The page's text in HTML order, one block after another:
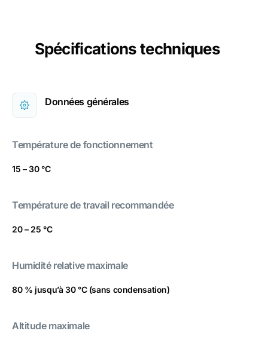
Spécifications techniques
Données générales
Température de fonctionnement
15 – 30 °C
Température de travail recommandée
20 – 25 °C
Humidité relative maximale
80 % jusqu’à 30 °C (sans condensation)
Altitude maximale